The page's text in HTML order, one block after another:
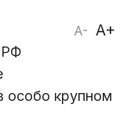
A- A+
РФ
особо крупном